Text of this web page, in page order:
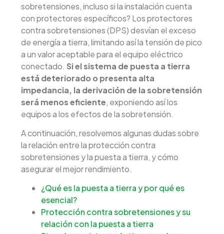
sobretensiones, incluso si la instalación cuenta
con protectores específicos? Los protectores
contra sobretensiones (DPS) desvían el exceso
de energía a tierra, limitando así la tensión de pico
a un valor aceptable para el equipo eléctrico
conectado. Si el sistema de puesta a tierra
está deteriorado o presenta alta
impedancia, la derivación de la sobretensión
será menos eficiente, exponiendo así los
equipos a los efectos de la sobretensión.
A continuación, resolvemos algunas dudas sobre
la relación entre la protección contra
sobretensiones y la puesta a tierra, y cómo
asegurar el mejor rendimiento.
¿Qué es la puesta a tierra y por qué es
esencial?
Protección contra sobretensiones y su
relación con la puesta a tierra